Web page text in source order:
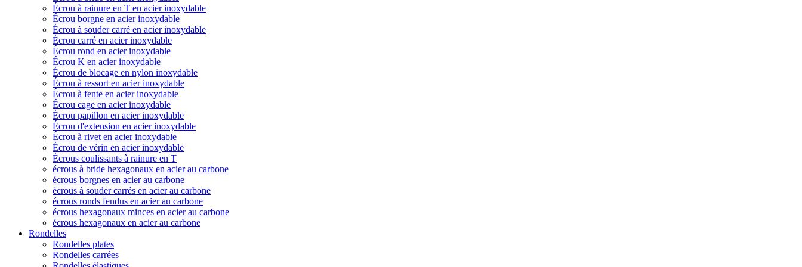
Écrou à rainure en T en acier inoxydable
Écrou borgne en acier inoxydable
Écrou à souder carré en acier inoxydable
Écrou carré en acier inoxydable
Écrou rond en acier inoxydable
Écrou K en acier inoxydable
Écrou de blocage en nylon inoxydable
Écrou à ressort en acier inoxydable
Écrou à fente en acier inoxydable
Écrou cage en acier inoxydable
Écrou papillon en acier inoxydable
Écrou d'extension en acier inoxydable
Écrou à rivet en acier inoxydable
Écrou de vérin en acier inoxydable
Écrous coulissants à rainure en T
écrous à bride hexagonaux en acier au carbone
écrous borgnes en acier au carbone
écrous à souder carrés en acier au carbone
écrous ronds fendus en acier au carbone
écrous hexagonaux minces en acier au carbone
écrous hexagonaux en acier au carbone
Rondelles
Rondelles plates
Rondelles carrées